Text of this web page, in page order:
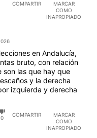
COMPARTIR
MARCAR
COMO
INAPROPIADO
en Andalucía,
bruto, con relación
son las que hay que
y la derecha
izquierda y derecha
0
COMPARTIR
MARCAR
COMO
INAPROPIADO